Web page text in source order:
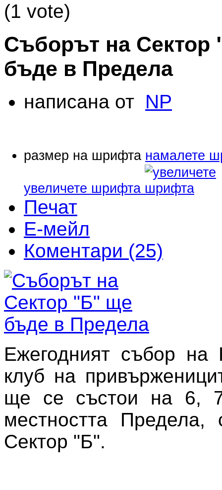
(1 vote)
Съборът на
бъде в Предела
написана от NP
размер на шрифта намалете
увеличете шрифта
Печат
Е-мейл
Коментари (25)
Ежегодният събор на
клуб на
ще се състои на 6,
местността Предела,
Сектор "Б".